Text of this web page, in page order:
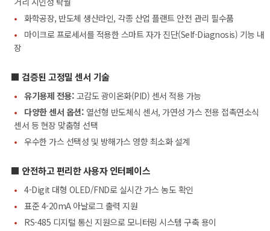
• 화학공장, 반도체 생산라인, 각종 산업 플랜트 안전 관리 필수품
•
마이크로 프로세서를 적용한 스마트 자가 진단(Self-Diagnosis) 기능 내
장
■ 검증된 고정밀 센서 기술
• 유기용제 전용: 고감도 광이온화(PID) 센서 적용 가능
•
다양한 센서 옵션: 열선형 반도체식 센서, 가연성 가스 전용 접촉연소식
센서 등 현장 맞춤형 선택
• 우수한 가스 선택성 및 방해가스 영향 최소화 설계
■ 안전하고 편리한 사용자 인터페이스
• 4-Digit 대형 OLED/FND로 실시간 가스 농도 확인
• 표준 4-20mA 아날로그 출력 지원
•
RS-485 디지털 통신 지원으로 모니터링 시스템 구축 용이